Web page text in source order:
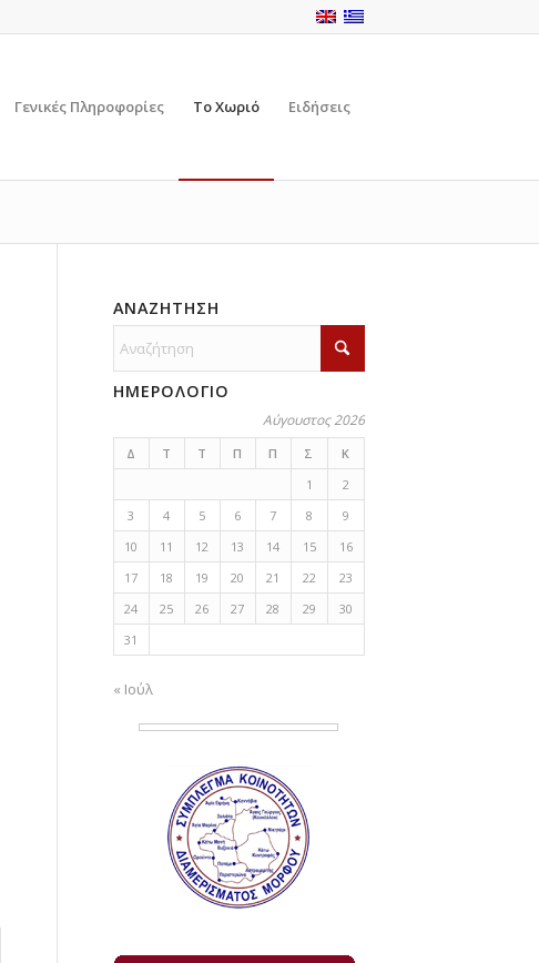
Γενικές Πληροφορίες Το Χωριό Ειδήσεις
ΑΝΑΖΗΤΗΣΗ
ΗΜΕΡΟΛΟΓΙΟ
Αύγουστος 2026
Δ Τ Τ Π Π Σ
Κ
1
2
3
4 5 6 7 8
9
10
11 12 13 14 15
16
17
18 19 20 21 22
23
24
25 26 27 28 29
30
31
« Ιούλ